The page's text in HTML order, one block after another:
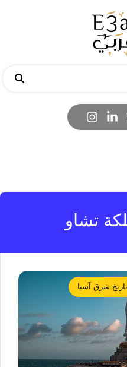
تشاو
تاريخ شرق آسيا